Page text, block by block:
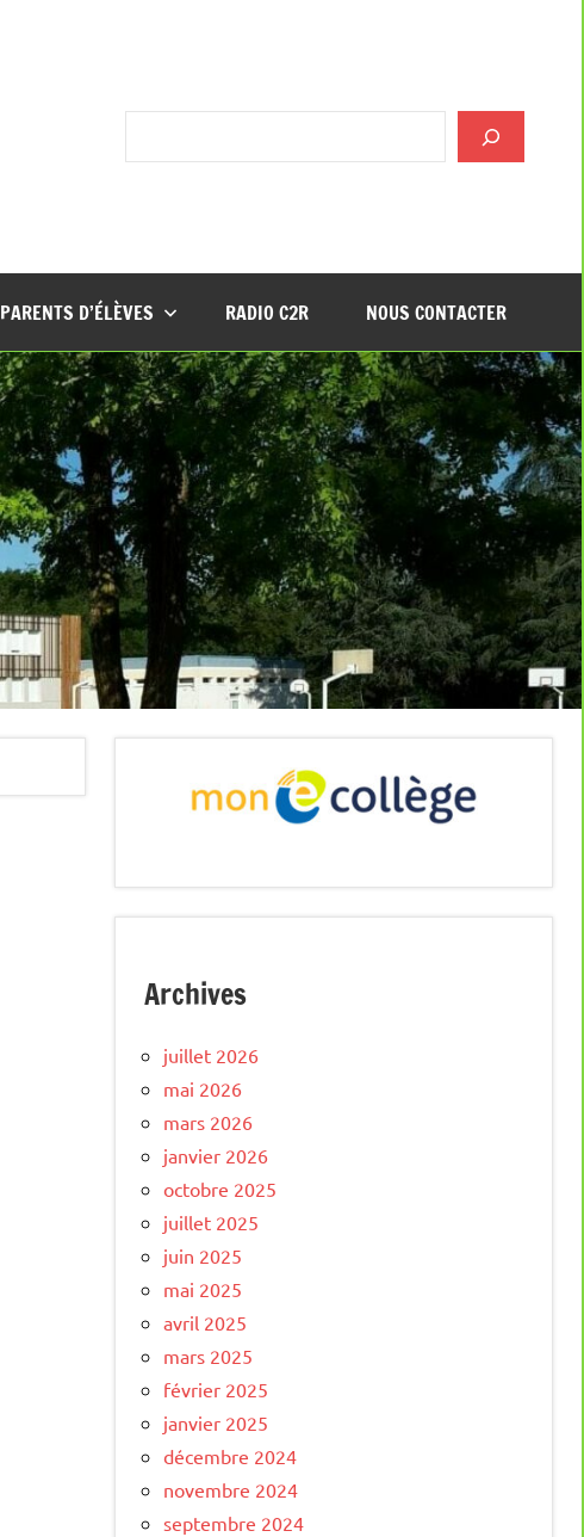
PARENTS D’ÉLÈVES RADIO C2R NOUS CONTACTER
Archives
juillet 2026
mai 2026
mars 2026
janvier 2026
octobre 2025
juillet 2025
juin 2025
mai 2025
avril 2025
mars 2025
février 2025
janvier 2025
décembre 2024
novembre 2024
septembre 2024